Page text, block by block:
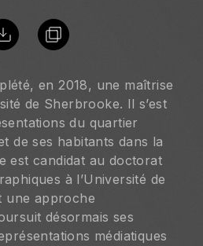
en 2018, une maîtrise
de Sherbrooke. Il s’est
du quartier
de ses habitants dans la
est candidat au doctorat
à l’Université de
une approche
désormais ses
médiatiques